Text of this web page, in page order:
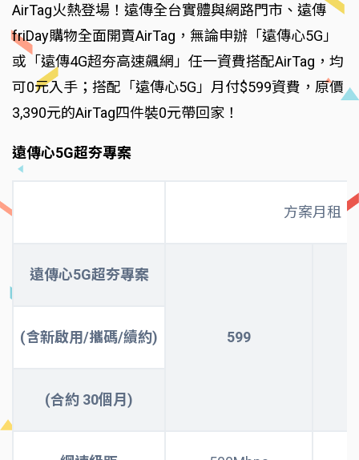
AirTag火熱登場！遠傳全台實體與網路門市、遠傳
friDay購物全面開賣AirTag，無論申辦「遠傳心5G」
或「遠傳4G超夯高速飆網」任一資費搭配AirTag，均
可0元入手；搭配「遠傳心5G」月付$599資費，原價
3,390元的AirTag四件裝0元帶回家！
遠傳心5G超夯專案
方案月租
遠傳心5G超夯專案
599
(含新啟用/攜碼/續約)
(合約 30個月)